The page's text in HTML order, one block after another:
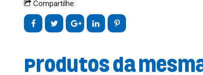
Compartilhe:
Produtos da